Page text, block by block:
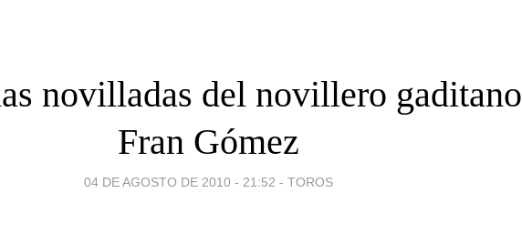
novilladas del novillero gaditano
Fran Gómez
04 DE AGOSTO DE 2010 - 21:52 - TOROS